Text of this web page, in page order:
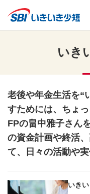
いき
老後や年金生活を“
すためには、ちょ
FPの畠中雅子さん
の資金計画や終活
て、日々の活動や
いき